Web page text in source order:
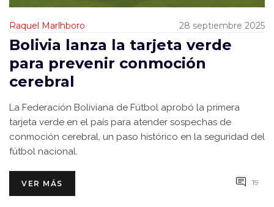
Raquel Marlhboro 28 septiembre 2025
Bolivia lanza la tarjeta verde
para prevenir conmoción
cerebral
La Federación Boliviana de Fútbol aprobó la primera
tarjeta verde en el país para atender sospechas de
conmoción cerebral, un paso histórico en la seguridad del
fútbol nacional.
VER MÁS 19